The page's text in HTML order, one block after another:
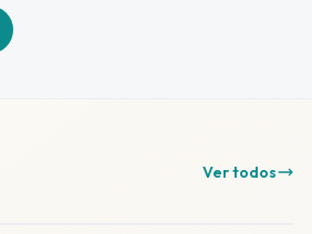
Ver todos